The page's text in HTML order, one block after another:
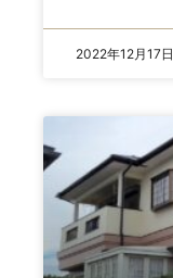
2022年12月17日